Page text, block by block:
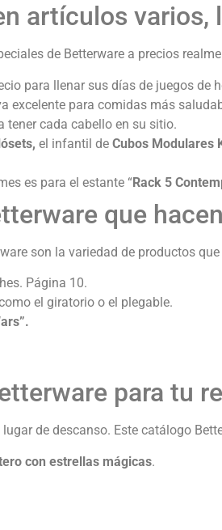
artículos varios,
de Betterware a precios
para llenar sus días de juegos de
excelente para comidas más
tener cada cabello en su sitio.
el infantil de Cubos Modulares
es para el estante “Rack 5
que
son la variedad de productos
Página 10.
el giratorio o el plegable.
para tu
de descanso. Este catálogo
con estrellas mágicas.